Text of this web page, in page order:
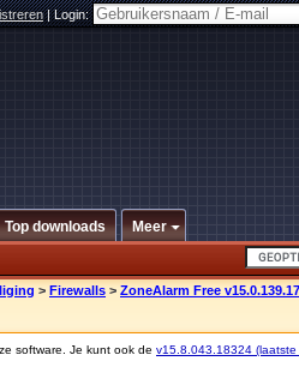
|Login:
Top downloads Meer
> Firewalls > ZoneAlarm Free
software. Je kunt ook de v15.8.043.18324 (laatste